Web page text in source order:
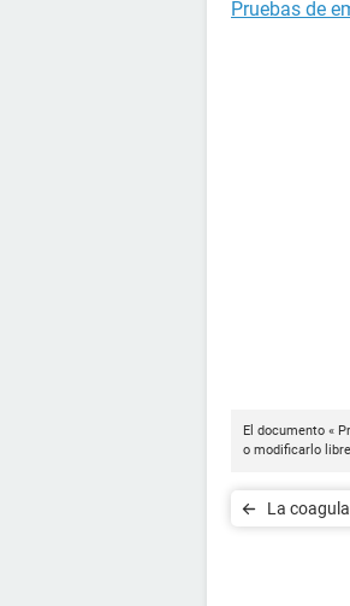
Pruebas de
El documento «
o modificarlo
La